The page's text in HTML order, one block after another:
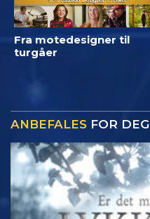
Fra motedesigner til
turgåer
ANBEFALES FOR DEG